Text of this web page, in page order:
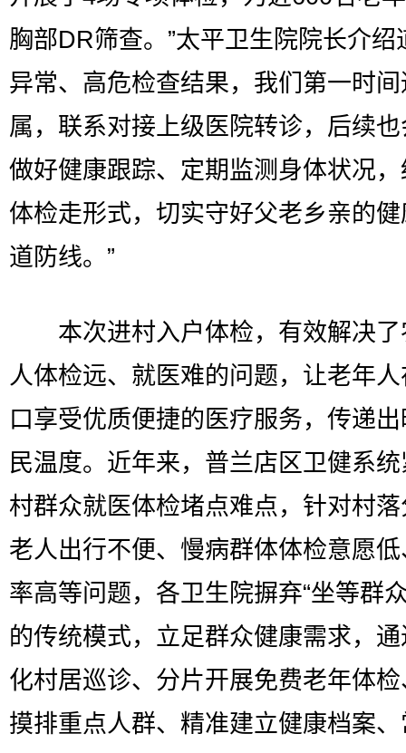
胸部DR筛查。”太平卫生院院长介绍
异常、高危检查结果，我们第一时
属，联系对接上级医院转诊，后续
做好健康跟踪、定期监测身体状况
体检走形式，切实守好父老乡亲的
道防线。”
本次进村入户体检，有效解决了
人体检远、就医难的问题，让老年
口享受优质便捷的医疗服务，传递
民温度。近年来，普兰店区卫健系
村群众就医体检堵点难点，针对村
老人出行不便、慢病群体体检意愿
率高等问题，各卫生院摒弃“坐等群
的传统模式，立足群众健康需求，
化村居巡诊、分片开展免费老年体
摸排重点人群、精准建立健康档案